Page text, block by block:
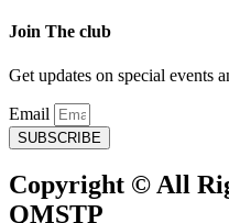
Join The club
Get updates on special events
Email
SUBSCRIBE
Copyright © All
QMSTP